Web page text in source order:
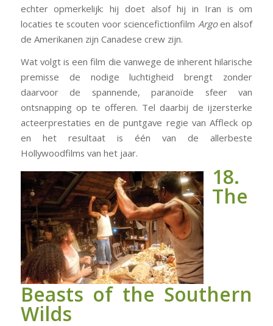
echter opmerkelijk: hij doet alsof hij in Iran is om
locaties te scouten voor sciencefictionfilm Argoen alsof
de Amerikanen zijn Canadese crew zijn.
Wat volgt is een film die vanwege de inherent hilarische
premisse de nodige luchtigheid brengt zonder
daarvoor de spannende, paranoïde sfeer van
ontsnapping op te offeren. Tel daarbij de ijzersterke
acteerprestaties en de puntgave regie van Affleck op
en het resultaat is één van de allerbeste
Hollywoodfilms van het jaar.
18.
The
Beasts of the Southern
Wilds